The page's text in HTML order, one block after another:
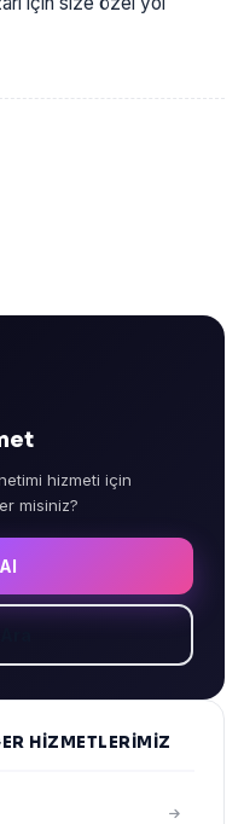
hizmeti için
misiniz?
HIZMETLERIMIZ